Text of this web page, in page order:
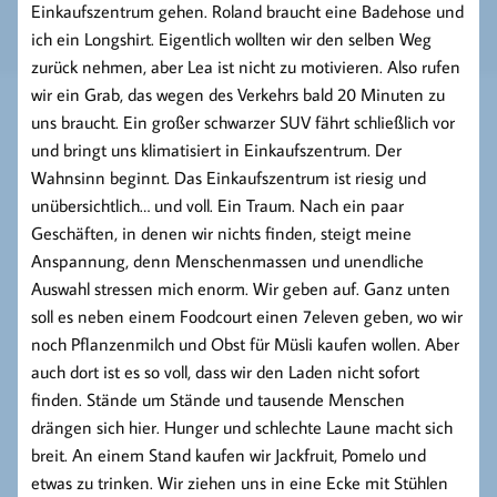
Einkaufszentrum gehen. Roland braucht eine Badehose und
ich ein Longshirt. Eigentlich wollten wir den selben Weg
zurück nehmen, aber Lea ist nicht zu motivieren. Also rufen
wir ein Grab, das wegen des Verkehrs bald 20 Minuten zu
uns braucht. Ein großer schwarzer SUV fährt schließlich vor
und bringt uns klimatisiert in Einkaufszentrum. Der
Wahnsinn beginnt. Das Einkaufszentrum ist riesig und
unübersichtlich… und voll. Ein Traum. Nach ein paar
Geschäften, in denen wir nichts finden, steigt meine
Anspannung, denn Menschenmassen und unendliche
Auswahl stressen mich enorm. Wir geben auf. Ganz unten
soll es neben einem Foodcourt einen 7eleven geben, wo wir
noch Pflanzenmilch und Obst für Müsli kaufen wollen. Aber
auch dort ist es so voll, dass wir den Laden nicht sofort
finden. Stände um Stände und tausende Menschen
drängen sich hier. Hunger und schlechte Laune macht sich
breit. An einem Stand kaufen wir Jackfruit, Pomelo und
etwas zu trinken. Wir ziehen uns in eine Ecke mit Stühlen